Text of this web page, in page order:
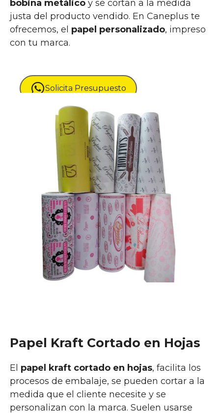
bobina metálico y se cortan a la medida
justa del producto vendido. En Caneplus te
ofrecemos, el papel personalizado, impreso
con tu marca.
Solicita Presupuesto
Papel Kraft Cortado en Hojas
El papel kraft cortado en hojas, facilita los
procesos de embalaje, se pueden cortar a la
medida que el cliente necesite y se
personalizan con la marca. Suelen usarse